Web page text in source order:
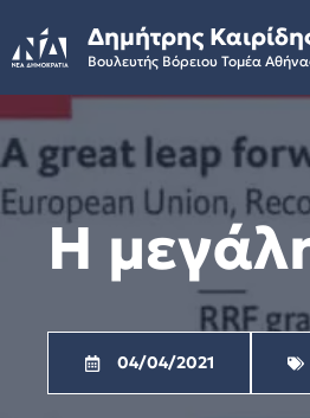
to
content
Δημήτρης
Βουλευτής Βόρειου Τομέα
Η
04/04/2021